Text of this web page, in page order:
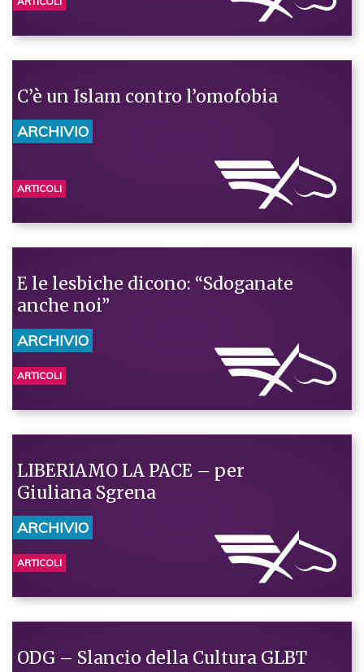
C’è un Islam contro l’omofobia
ARCHIVIO
ARTICOLI
E le lesbiche dicono: “Sdoganate
anche noi”
ARCHIVIO
ARTICOLI
LIBERIAMO LA PACE – per
Giuliana Sgrena
ARCHIVIO
ARTICOLI
ODG – Slancio della Cultura GLBT